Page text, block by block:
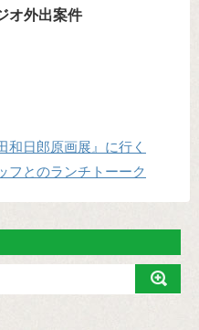
オ外出案件
和日郎原画展』に行く
フとのランチトーーク